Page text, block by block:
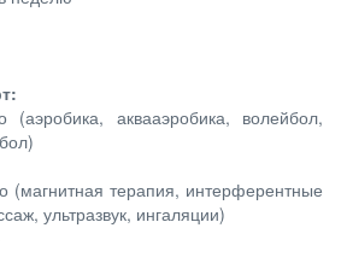
(аэробика, аквааэробика, волейбол,
(магнитная терапия, интерферентные
ультразвук, ингаляции)